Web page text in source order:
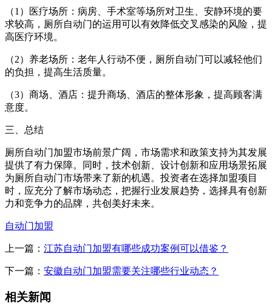
（1）医疗场所：病房、手术室等场所对卫生、安静环境的要
求较高，厕所自动门的运用可以有效降低交叉感染的风险，提
高医疗环境。
（2）养老场所：老年人行动不便，厕所自动门可以减轻他们
的负担，提高生活质量。
（3）商场、酒店：提升商场、酒店的整体形象，提高顾客满
意度。
三、总结
厕所自动门加盟市场前景广阔，市场需求和政策支持为其发展
提供了有力保障。同时，技术创新、设计创新和应用场景拓展
为厕所自动门市场带来了新的机遇。投资者在选择加盟项目
时，应充分了解市场动态，把握行业发展趋势，选择具有创新
力和竞争力的品牌，共创美好未来。
自动门加盟
上一篇： 江苏自动门加盟有哪些成功案例可以借鉴？
下一篇： 安徽自动门加盟需要关注哪些行业动态？
相关新闻